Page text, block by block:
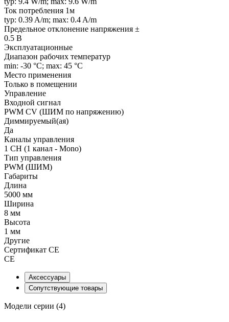
Ток потребления 1м
typ: 0.39 A/m; max: 0.4 A/m
Предельное отклонение напряжения ±
0.5 В
Эксплуатационные
Диапазон рабочих температур
min: -30 °C; max: 45 °C
Место применения
Только в помещении
Управление
Входной сигнал
PWM СV (ШИМ по напряжению)
Диммируемый(ая)
Да
Каналы управления
1 CH (1 канал - Mono)
Тип управления
PWM (ШИМ)
Габариты
Длина
5000 мм
Ширина
8 мм
Высота
1 мм
Другие
Сертификат CE
CE
Аксессуары
Сопутствующие товары
Модели серии (4)